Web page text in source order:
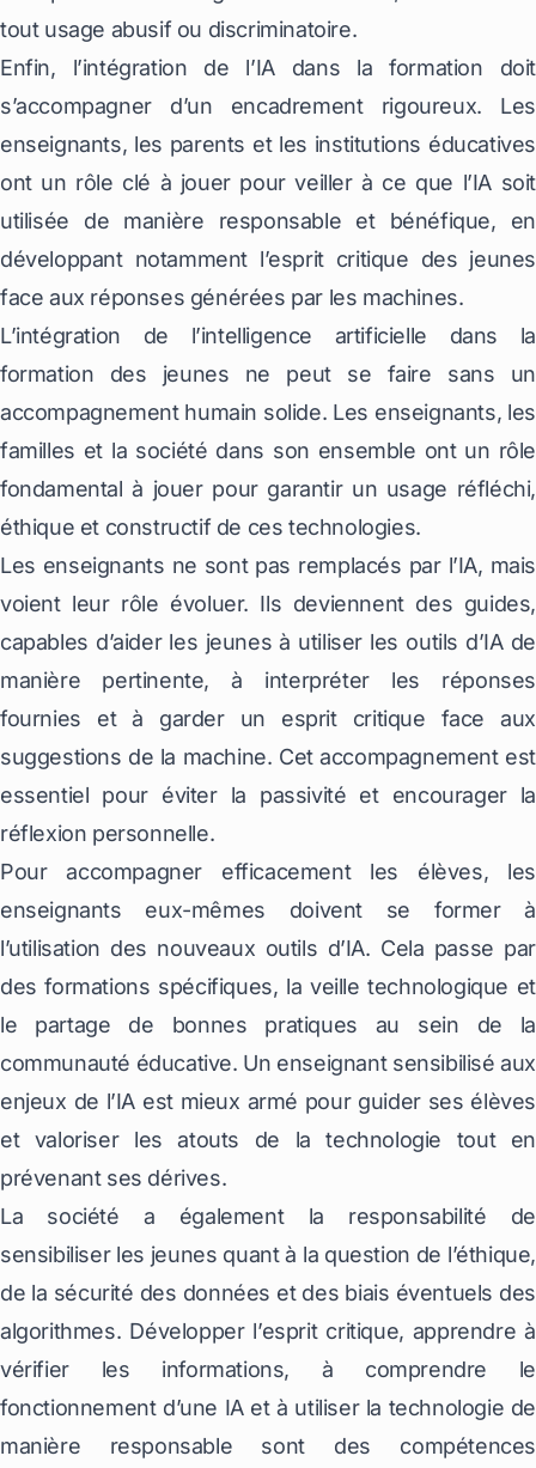
tout usage abusif ou discriminatoire.
Enfin, l’intégration de l’IA dans la formation doit
s’accompagner d’un encadrement rigoureux. Les
enseignants, les parents et les institutions éducatives
ont un rôle clé à jouer pour veiller à ce que l’IA soit
utilisée de manière responsable et bénéfique, en
développant notamment l’esprit critique des jeunes
face aux réponses générées par les machines.
L’intégration de l’intelligence artificielle dans la
formation des jeunes ne peut se faire sans un
accompagnement humain solide. Les enseignants, les
familles et la société dans son ensemble ont un rôle
fondamental à jouer pour garantir un usage réfléchi,
éthique et constructif de ces technologies.
Les enseignants ne sont pas remplacés par l’IA, mais
voient leur rôle évoluer. Ils deviennent des guides,
capables d’aider les jeunes à utiliser les outils d’IA de
manière pertinente, à interpréter les réponses
fournies et à garder un esprit critique face aux
suggestions de la machine. Cet accompagnement est
essentiel pour éviter la passivité et encourager la
réflexion personnelle.
Pour accompagner efficacement les élèves, les
enseignants eux-mêmes doivent se former à
l’utilisation des nouveaux outils d’IA. Cela passe par
des formations spécifiques, la veille technologique et
le partage de bonnes pratiques au sein de la
communauté éducative. Un enseignant sensibilisé aux
enjeux de l’IA est mieux armé pour guider ses élèves
et valoriser les atouts de la technologie tout en
prévenant ses dérives.
La société a également la responsabilité de
sensibiliser les jeunes quant à la question de l’éthique,
de la sécurité des données et des biais éventuels des
algorithmes. Développer l’esprit critique, apprendre à
vérifier les informations, à comprendre le
fonctionnement d’une IA et à utiliser la technologie de
manière responsable sont des compétences